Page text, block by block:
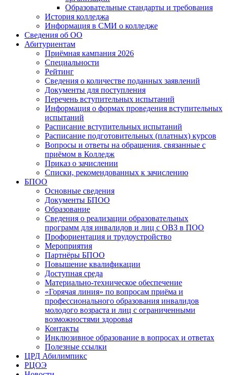
Образовательные стандарты и требования
История колледжа
Информация в СМИ о колледже
Сведения об ОО
Абитуриентам
Приёмная кампания 2026
Специальности
Рейтинг
Сведения о количестве поданных заявлений
Документы для поступления
Перечень вступительных испытаний
Информация о формах проведения вступительных
испытаний
Расписание вступительных испытаний
Расписание подготовительных (платных) курсов
Вопросы и ответы на обращения, связанные с
приёмом в Колледж
Приказ о зачислении
Списки, рекомендованных к зачислению
БПОО
Основные сведения
Документы БПОО
Образование
Сведения о реализации образовательных
программ для инвалидов и лиц с ОВЗ в ПОО
Профориентация и трудоустройство
Мероприятия
Партнёры БПОО
Повышение квалификации
Доступная среда
Материально-техническое обеспечение
«Горячая линия» по вопросам приёма и
профессионального образования инвалидов
молодого возраста и лиц с ограниченными
возможностями здоровья
Контакты
Инклюзивное образование в вопросах и ответах
Полезные ссылки
ЦРД Абилимпикс
РЦОЭ